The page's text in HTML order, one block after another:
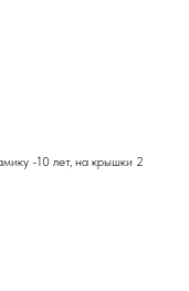
-10 лет, на крышки 2